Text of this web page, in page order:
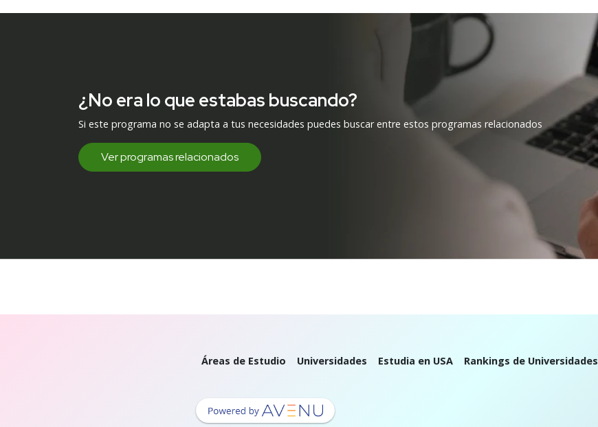
¿No era lo que estabas buscando?
Si este programa no se adapta a tus necesidades puedes buscar entre estos programas relacionados
Ver programas relacionados
Áreas de Estudio Universidades Estudia en USA Rankings de Universidades